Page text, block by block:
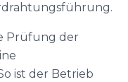
Prüfung der
ist der Betrieb